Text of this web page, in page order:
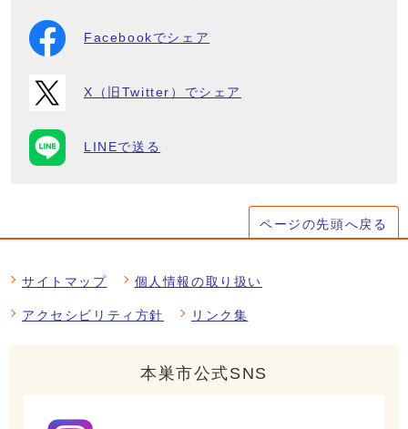
Facebookでシェア
X（旧Twitter）でシェア
LINEで送る
ページの先頭へ戻る
サイトマップ 個人情報の取り扱い
アクセシビリティ方針 リンク集
本巣市公式SNS